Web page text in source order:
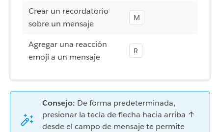
Crear un recordatorio
sobre un mensaje
M
Agregar una reacción
emoji a un mensaje
R
Consejo: De forma predeterminada,
presionar la tecla de flecha hacia arriba ↑
desde el campo de mensaje te permite